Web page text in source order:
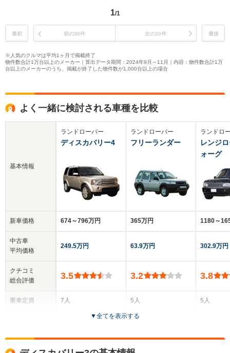
1/1
最初 前の30件 次の30件 最後
※人気のクルマは平均1ヶ月で掲載終了
物件数合計1万台以上のメーカー｜算出データ期間：2024年9月～11月｜内容：物件数合計1万
台以上のメーカーのうち、掲載が終了した物件数が1,000台以上の場合
よく一緒に検討される車種を比較
基本情報
新車価格
中古車
平均価格
クチコミ
総合評価
乗車定員
ランドローバー
ディスカバリー4
674～796万円
249.5万円
3.5
7人
ランドローバー
フリーランダー
365万円
63.9万円
3.2
5人
3～5ドア
ランドロ
レンジ
ォーグ
1180～
302.9万円
3.8
5人
▼全てを表示する